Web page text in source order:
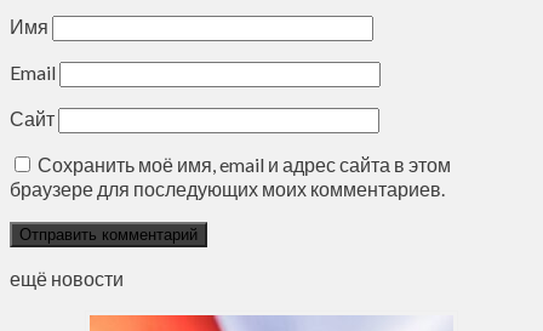
Имя
Email
Сайт
Сохранить моё имя, email и адрес сайта в этом
браузере для последующих моих комментариев.
ещё новости